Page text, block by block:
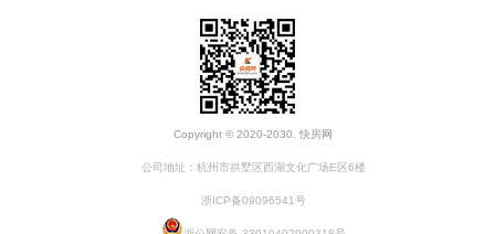
Copyright © 2020-2030. 快房网
公司地址：杭州市拱墅区西湖文化广场E区6楼
浙ICP备09096541号